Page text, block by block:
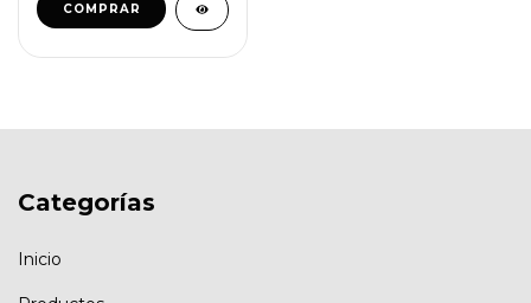
COMPRAR
Categorías
Inicio